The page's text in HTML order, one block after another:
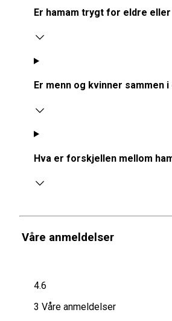
Er hamam trygt for eldre
Er menn og kvinner sammen i
Hva er forskjellen mellom
Våre anmeldelser
4.6
3 Våre anmeldelser